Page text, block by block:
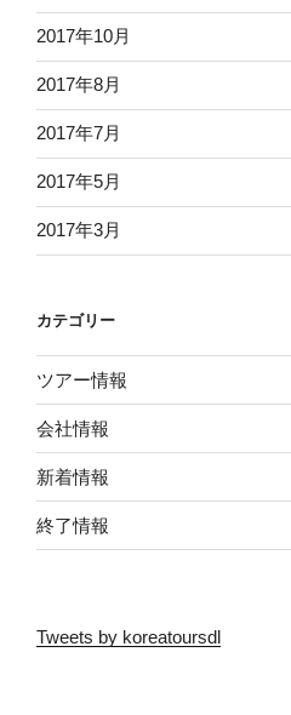
2017年10月
2017年8月
2017年7月
2017年5月
2017年3月
カテゴリー
ツアー情報
会社情報
新着情報
終了情報
Tweets by koreatoursdl